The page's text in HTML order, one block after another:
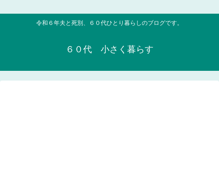
令和６年夫と死別、６０代ひとり暮らしのブログです。
６０代 小さく暮らす